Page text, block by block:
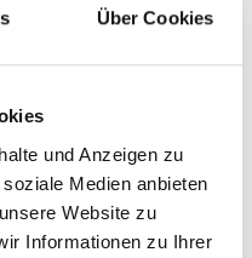
Über Cookies
und Anzeigen zu
Medien anbieten
Website zu
Informationen zu Ihrer
ist stolzer
Klimaschutz-
unseren
und
Ziele zum